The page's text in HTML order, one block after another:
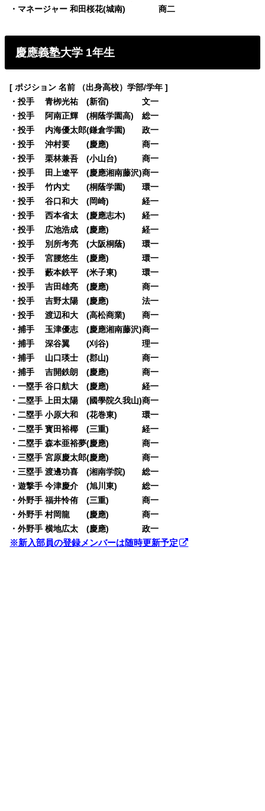
・マネージャー 和田桜花(城南) 商二
慶應義塾大学 1年生
[ ポジション 名前 （出身高校）学部/学年 ]
・投手 青栁光祐 (新宿) 文一
・投手 阿南正輝 (桐蔭学園高) 総一
・投手 内海優太郎(鎌倉学園) 政一
・投手 沖村要 (慶應) 商一
・投手 栗林兼吾 (小山台) 商一
・投手 田上遼平 (慶應湘南藤沢)商一
・投手 竹内丈 (桐蔭学園) 環一
・投手 谷口和大 (岡崎) 経一
・投手 西本省太 (慶應志木) 経一
・投手 広池浩成 (慶應) 経一
・投手 別所考亮 (大阪桐蔭) 環一
・投手 宮腰悠生 (慶應) 環一
・投手 藪本鉄平 (米子東) 環一
・投手 吉田雄亮 (慶應) 商一
・投手 吉野太陽 (慶應) 法一
・投手 渡辺和大 (高松商業) 商一
・捕手 玉津優志 (慶應湘南藤沢)商一
・捕手 深谷翼 (刈谷) 理一
・捕手 山口瑛士 (郡山) 商一
・捕手 吉開鉄朗 (慶應) 商一
・一塁手 谷口航大 (慶應) 経一
・二塁手 上田太陽 (國學院久我山)商一
・二塁手 小原大和 (花巻東) 環一
・二塁手 寳田裕椰 (三重) 経一
・二塁手 森本亜裕夢(慶應) 商一
・三塁手 宮原慶太郎(慶應) 商一
・三塁手 渡邊功喜 (湘南学院) 総一
・遊撃手 今津慶介 (旭川東) 総一
・外野手 福井怜侑 (三重) 商一
・外野手 村岡龍 (慶應) 商一
・外野手 横地広太 (慶應) 政一
※新入部員の登録メンバーは随時更新予定